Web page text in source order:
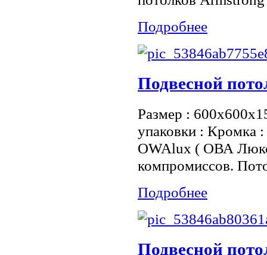
Подробнее
Подвесной
Размер :
упаковки : Кромка
OWAlux ( ОВА Люкс
компромиссов.
Подробнее
Подвесной